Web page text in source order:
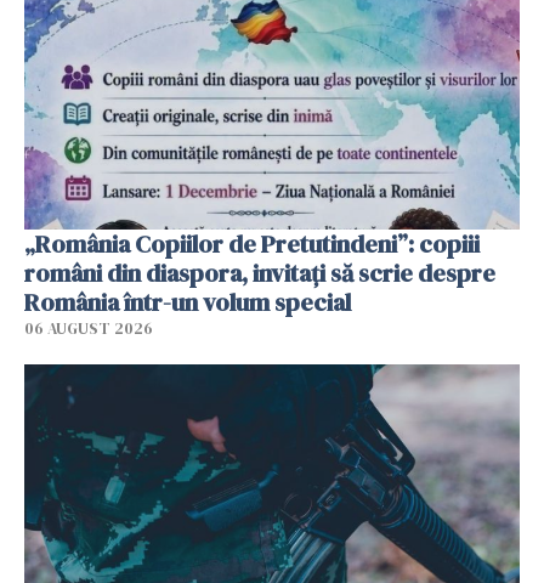
„România Copiilor de Pretutindeni”: copiii
români din diaspora, invitați să scrie despre
România într-un volum special
06 AUGUST 2026